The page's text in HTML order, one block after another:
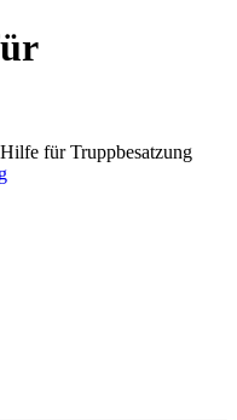
für Truppbesatzung